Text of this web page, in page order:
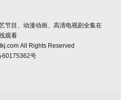
节目、动漫动画、高清电视剧全集在
观看
All Rights Reserved
60175362号